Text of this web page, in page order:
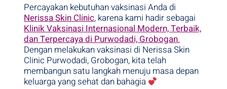
Percayakan kebutuhan vaksinasi Anda di
Nerissa Skin Clinic, karena kami hadir sebagai
Klinik Vaksinasi Internasional Modern, Terbaik,
dan Terpercaya di Purwodadi, Grobogan.
Dengan melakukan vaksinasi di Nerissa Skin
Clinic Purwodadi, Grobogan, kita telah
membangun satu langkah menuju masa depan
keluarga yang sehat dan bahagia